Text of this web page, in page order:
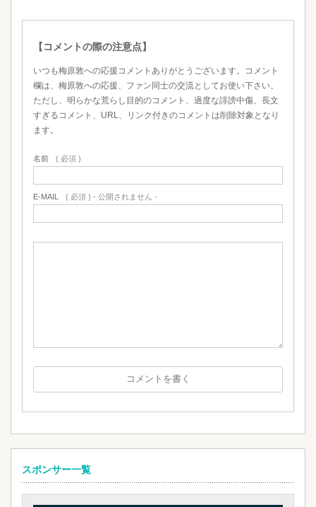
【コメントの際の注意点】
いつも梅原敦への応援コメントありがとうございます。コメント
欄は、梅原敦への応援、ファン同士の交流としてお使い下さい。
ただし、明らかな荒らし目的のコメント、過度な誹謗中傷、長文
すぎるコメント、URL、リンク付きのコメントは削除対象となり
ます。
名前 ( 必須 )
E-MAIL ( 必須 ) - 公開されません -
スポンサー一覧